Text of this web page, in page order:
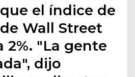
el índice de
Wall Street
2%. "La gente
dijo